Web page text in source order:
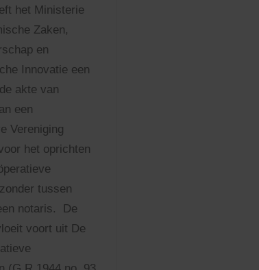
het Ministerie
Zaken,
en
Innovatie een
akte van
een
Vereniging
het oprichten
tussen
notaris. De
voort uit De